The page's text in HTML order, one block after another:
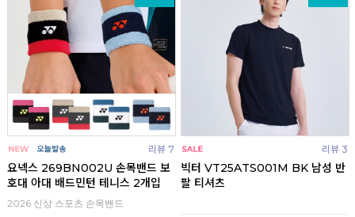
리뷰 7
요넥스 269BN002U 손목밴드 보
호대 아대 배드민턴 테니스 2개입
2026 신상 스포츠 손목밴드
리뷰 3
빅터 VT25ATS001M BK 남성 반
팔 티셔츠